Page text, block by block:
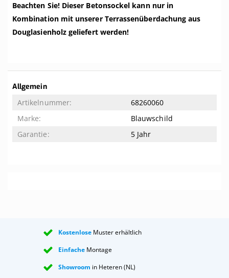
Beachten Sie! Dieser Betonsockel kann nur in
Kombination mit unserer Terrassenüberdachung aus
Douglasienholz geliefert werden!
Weitere
Informationen
Allgemein
68260060
Blauwschild
5 Jahr
Kostenlose Muster erhältlich
Einfache Montage
Showroom in Heteren (NL)